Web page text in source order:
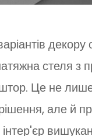
стеля з
Це не
але й
інтер'єр